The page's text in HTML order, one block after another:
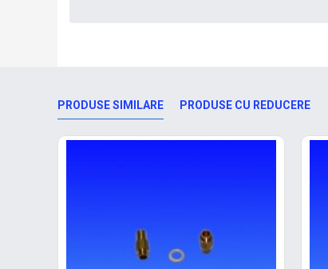
PRODUSE SIMILARE PRODUSE CU REDUCERE